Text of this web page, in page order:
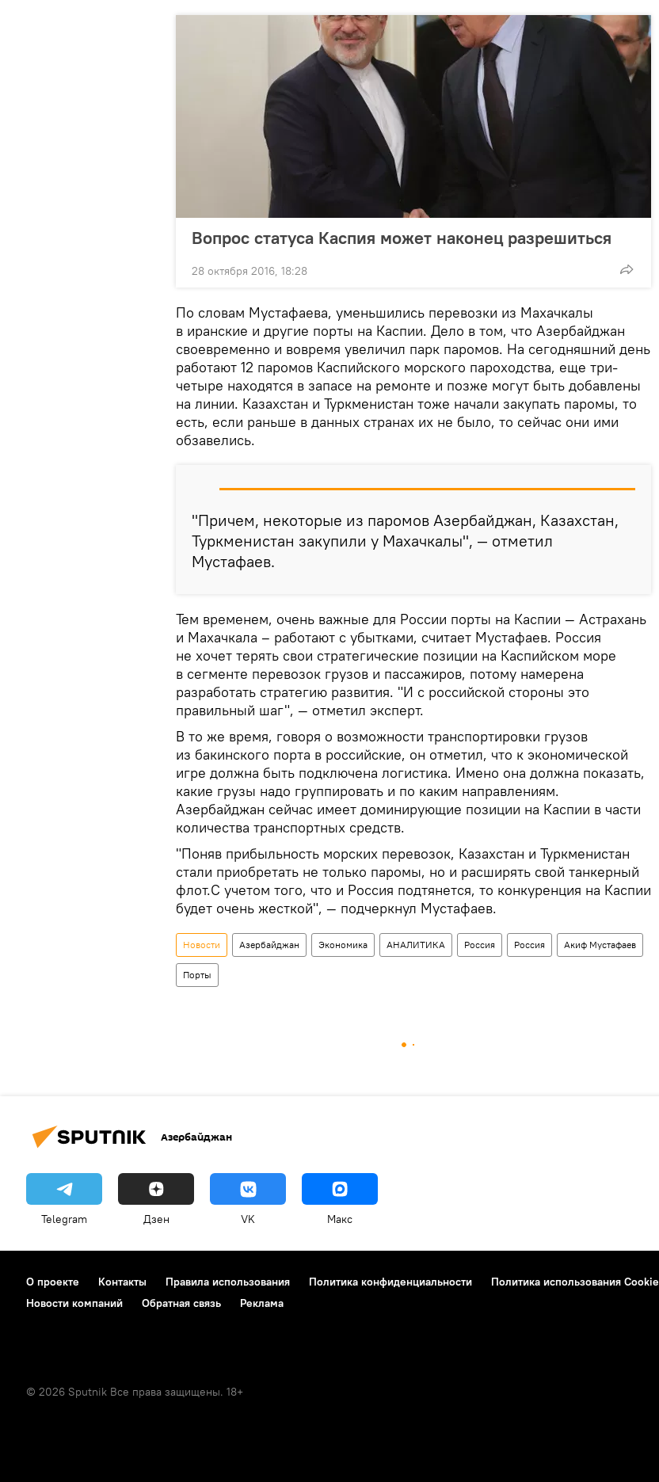
Вопрос статуса Каспия может наконец разрешиться
28 октября 2016, 18:28
По словам Мустафаева, уменьшились перевозки из Махачкалы
в иранские и другие порты на Каспии. Дело в том, что Азербайджан
своевременно и вовремя увеличил парк паромов. На сегодняшний день
работают 12 паромов Каспийского морского пароходства, еще три-
четыре находятся в запасе на ремонте и позже могут быть добавлены
на линии. Казахстан и Туркменистан тоже начали закупать паромы, то
есть, если раньше в данных странах их не было, то сейчас они ими
обзавелись.
"Причем, некоторые из паромов Азербайджан, Казахстан,
Туркменистан закупили у Махачкалы", — отметил
Мустафаев.
Тем временем, очень важные для России порты на Каспии — Астрахань
и Махачкала – работают с убытками, считает Мустафаев. Россия
не хочет терять свои стратегические позиции на Каспийском море
в сегменте перевозок грузов и пассажиров, потому намерена
разработать стратегию развития. "И с российской стороны это
правильный шаг", — отметил эксперт.
В то же время, говоря о возможности транспортировки грузов
из бакинского порта в российские, он отметил, что к экономической
игре должна быть подключена логистика. Имено она должна показать,
какие грузы надо группировать и по каким направлениям.
Азербайджан сейчас имеет доминирующие позиции на Каспии в части
количества транспортных средств.
"Поняв прибыльность морских перевозок, Казахстан и Туркменистан
стали приобретать не только паромы, но и расширять свой танкерный
флот.С учетом того, что и Россия подтянется, то конкуренция на Каспии
будет очень жесткой", — подчеркнул Мустафаев.
Новости Азербайджан Экономика АНАЛИТИКА Россия Россия Акиф Мустафаев
Порты
Азербайджан
Telegram Дзен VK Макс
О проекте Контакты Правила использования Политика конфиденциальности Политика использования Cookie
Новости компаний
Обратная связь Реклама
© 2026 Sputnik Все права защищены. 18+